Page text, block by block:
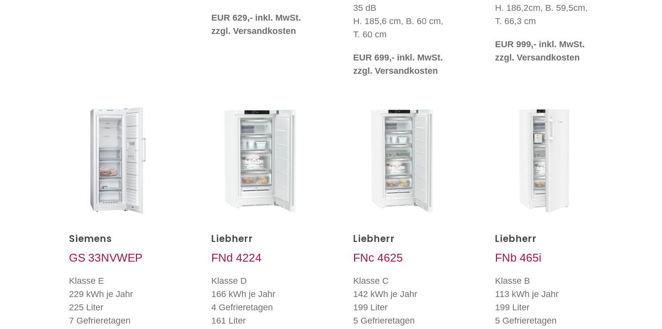
EUR 629,- inkl. MwSt.
zzgl. Versandkosten
35 dB
H. 185,6 cm, B. 60 cm,
T. 60 cm
EUR 699,- inkl. MwSt.
zzgl. Versandkosten
H. 186,2cm, B. 59,5cm,
T. 66,3 cm
EUR 999,- inkl. MwSt.
zzgl. Versandkosten
Siemens
GS 33NVWEP
Klasse E
229 kWh je Jahr
225 Liter
7 Gefrieretagen
Liebherr
FNd 4224
Klasse D
166 kWh je Jahr
4 Gefrieretagen
161 Liter
Liebherr
FNc 4625
Klasse C
142 kWh je Jahr
199 Liter
5 Gefrieretagen
Liebherr
FNb 465i
Klasse B
113 kWh je Jahr
199 Liter
5 Gefrieretagen